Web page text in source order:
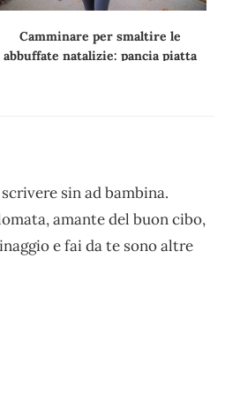
Camminare per smaltire le
abbuffate natalizie: pancia piatta
sin ad bambina.
amante del buon cibo,
e fai da te sono altre